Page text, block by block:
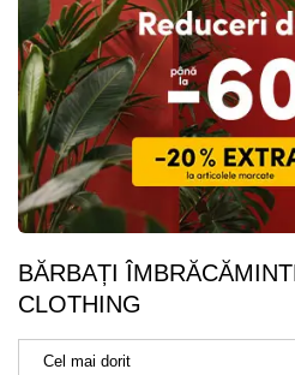
BĂRBAȚI
CLOTHING